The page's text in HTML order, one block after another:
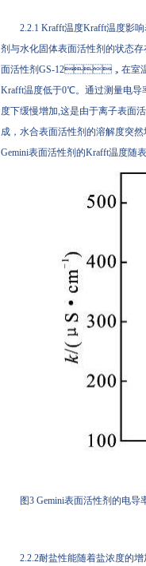
2.2.1 Krafft温度Krafft温度影响
剂与水化固体表面活性剂的状态存在
面活性剂GS-12，在室温可以
Krafft温度低于0℃。通过测量电导
度下缓慢增加,这是由于离子表面活
成，水合表面活性剂的溶解度突然增
Gemini表面活性剂的Krafft温度随表
图3 Gemini表面活性剂的电导
2.2.2耐盐性能随着盐浓度的增